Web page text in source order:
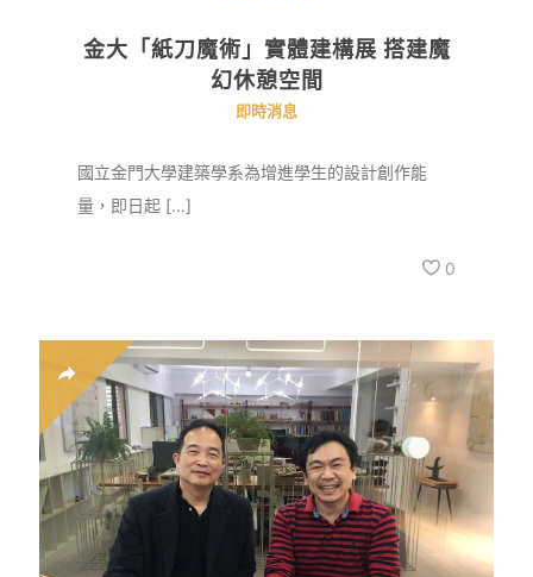
金大「紙刀魔術」實體建構展 搭建魔
幻休憩空間
即時消息
國立金門大學建築學系為增進學生的設計創作能
量，即日起 […]
0